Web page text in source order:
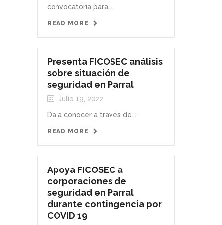
convocatoria para...
READ MORE
Presenta FICOSEC análisis
sobre situación de
seguridad en Parral
Julio 19, 2022
Da a conocer a través de...
READ MORE
Apoya FICOSEC a
corporaciones de
seguridad en Parral
durante contingencia por
COVID 19